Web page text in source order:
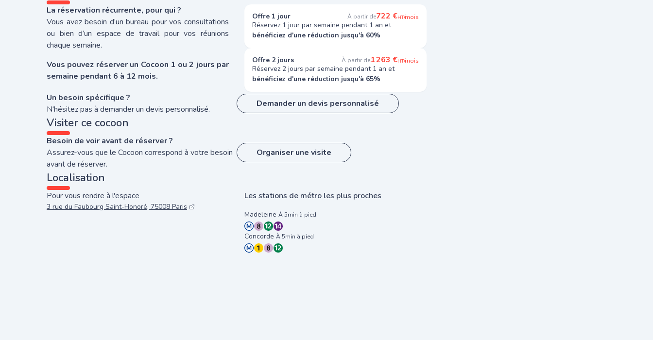
La réservation récurrente, pour qui ?
Vous avez besoin d’un bureau pour vos consultations
ou bien d’un espace de travail pour vos réunions
chaque semaine.
Vous pouvez réserver un Cocoon 1 ou 2 jours par
semaine pendant 6 à 12 mois.
Offre 1 jour À partir de722 €HT/mois
Réservez 1 jour par semaine pendant 1 an et
bénéficiez d'une réduction jusqu'à 60%
Offre 2 jours À partir de1 263 €HT/mois
Réservez 2 jours par semaine pendant 1 an et
bénéficiez d'une réduction jusqu'à 65%
Un besoin spécifique ?
N'hésitez pas à demander un devis personnalisé.
Demander un devis personnalisé
Visiter ce cocoon
Besoin de voir avant de réserver ?
Assurez-vous que le Cocoon correspond à votre besoin
avant de réserver.
Organiser une visite
Localisation
Pour vous rendre à l'espace
3 rue du Faubourg Saint-Honoré, 75008 Paris
Les stations de métro les plus proches
Madeleine À 5min à pied
Concorde À 5min à pied